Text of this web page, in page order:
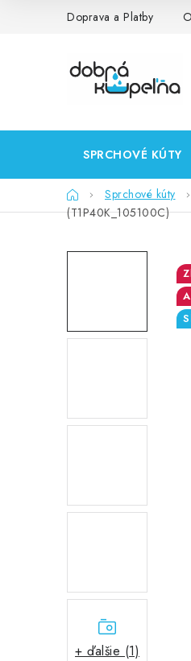
Doprava a Platby
SPRCHOVÉ KÚTY
DomovSprchové kúty
(T1P40K_105100C)
+ ďalšie (1)